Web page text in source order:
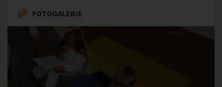
FOTOGALERIE